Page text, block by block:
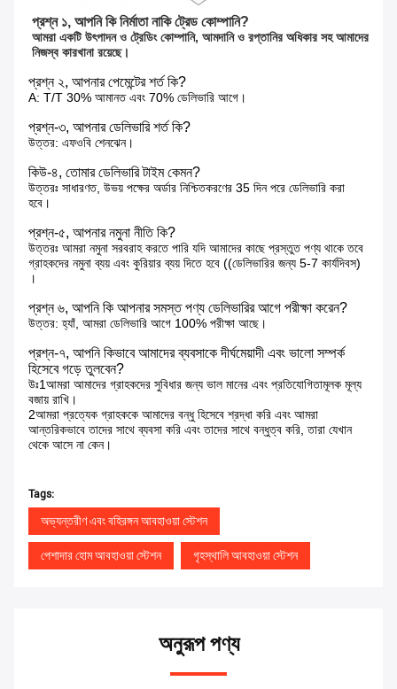
প্রশ্ন ১, আপনি কি নির্মাতা নাকি ট্রেড কোম্পানি?
আমরা একটি উৎপাদন ও ট্রেডিং কোম্পানি, আমদানি ও রপ্তানির অধিকার সহ আমাদের
নিজস্ব কারখানা রয়েছে।
প্রশ্ন ২, আপনার পেমেন্টের শর্ত কি?
A: T/T 30% আমানত এবং 70% ডেলিভারি আগে।
প্রশ্ন-৩, আপনার ডেলিভারি শর্ত কি?
উত্তর: এফওবি শেনঝেন।
কিউ-৪, তোমার ডেলিভারি টাইম কেমন?
উত্তরঃ সাধারণত, উভয় পক্ষের অর্ডার নিশ্চিতকরণের 35 দিন পরে ডেলিভারি করা
হবে।
প্রশ্ন-৫, আপনার নমুনা নীতি কি?
উত্তরঃ আমরা নমুনা সরবরাহ করতে পারি যদি আমাদের কাছে প্রস্তুত পণ্য থাকে তবে
গ্রাহকদের নমুনা ব্যয় এবং কুরিয়ার ব্যয় দিতে হবে ((ডেলিভারির জন্য 5-7 কার্যদিবস)
।
প্রশ্ন ৬, আপনি কি আপনার সমস্ত পণ্য ডেলিভারির আগে পরীক্ষা করেন?
উত্তর: হ্যাঁ, আমরা ডেলিভারি আগে 100% পরীক্ষা আছে।
প্রশ্ন-৭, আপনি কিভাবে আমাদের ব্যবসাকে দীর্ঘমেয়াদী এবং ভালো সম্পর্ক
হিসেবে গড়ে তুলবেন?
উঃ1আমরা আমাদের গ্রাহকদের সুবিধার জন্য ভাল মানের এবং প্রতিযোগিতামূলক মূল্য
বজায় রাখি।
2আমরা প্রত্যেক গ্রাহককে আমাদের বন্ধু হিসেবে শ্রদ্ধা করি এবং আমরা
আন্তরিকভাবে তাদের সাথে ব্যবসা করি এবং তাদের সাথে বন্ধুত্ব করি, তারা যেখান
থেকে আসে না কেন।
Tags:
অভ্যন্তরীণ এবং বহিরঙ্গন আবহাওয়া স্টেশন
পেশাদার হোম আবহাওয়া স্টেশন গৃহস্থালি আবহাওয়া স্টেশন
অনুরূপ পণ্য